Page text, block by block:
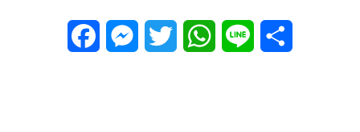
FacebookMessenger
Twitter WhatsApp
Line